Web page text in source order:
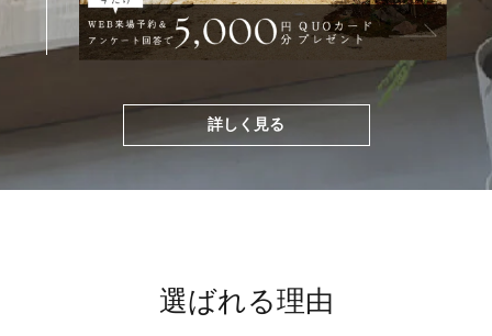
詳しく見る
選ばれる理由